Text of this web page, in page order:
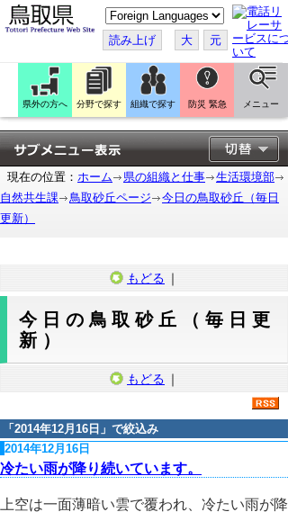
こ
の
ペ
ー
ジ
翻
訳
す
る
読み上げ 大 元
県外の方へ 分野で探す 組織で探す 防災 緊急 メニュー
現在の位置： ホーム 県の組織と仕事
生活環境部
自然共生課
鳥取砂丘ページ
今日の鳥取砂丘（毎日
更新）
もどる ｜
今日の鳥取砂丘（毎日更
新）
もどる ｜
「 2014年12月16日 」で絞込み
2014年12月16日
冷たい雨が降り続いています。
上空は一面薄暗い雲で覆われ、冷たい雨が降